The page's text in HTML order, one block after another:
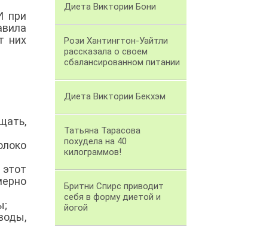
при
них
Диета Виктории Бони
Рози Хантингтон-Уайтли
рассказала о своем
сбалансированном питании
Диета Виктории Бекхэм
Татьяна Тарасова
похудела на 40
килограммов!
Бритни Спирс приводит
себя в форму диетой и
йогой